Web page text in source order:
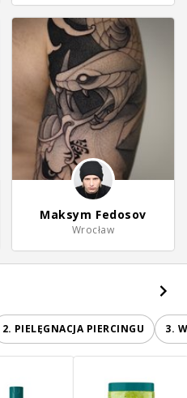
Maksym Fedosov
Wrocław
2. PIELĘGNACJA PIERCINGU 3.